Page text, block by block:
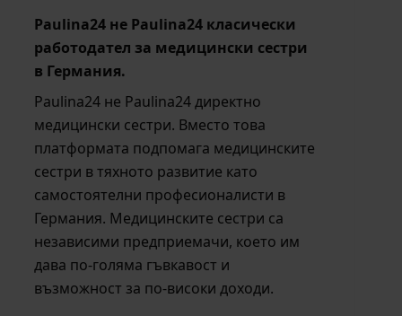
Paulina24 не Paulina24 класически
работодател за медицински сестри
в Германия.
Paulina24 не Paulina24 директно
медицински сестри. Вместо това
платформата подпомага медицинските
сестри в тяхното развитие като
самостоятелни професионалисти в
Германия. Медицинските сестри са
независими предприемачи, което им
дава по-голяма гъвкавост и
възможност за по-високи доходи.